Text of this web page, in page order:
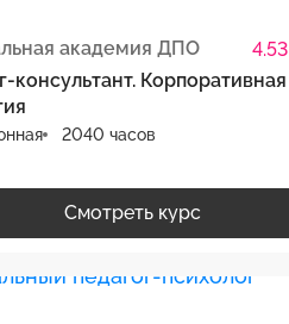
академия ДПО 4.53
консультант. Корпоративная
2040 часов
Смотреть курс